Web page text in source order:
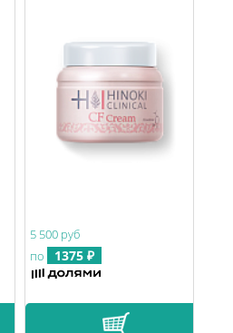
5 500 руб
по
1375 ₽